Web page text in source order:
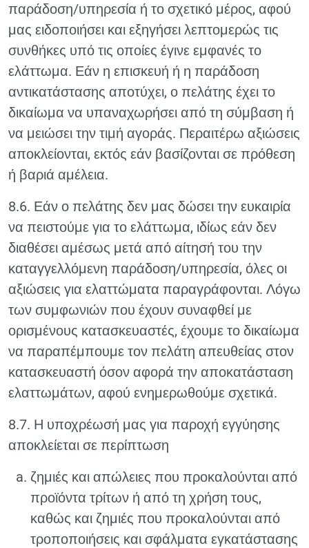
παράδοση/υπηρεσία ή το σχετικό μέρος, αφού
μας ειδοποιήσει και εξηγήσει λεπτομερώς τις
συνθήκες υπό τις οποίες έγινε εμφανές το
ελάττωμα. Εάν η επισκευή ή η παράδοση
αντικατάστασης αποτύχει, ο πελάτης έχει το
δικαίωμα να υπαναχωρήσει από τη σύμβαση ή
να μειώσει την τιμή αγοράς. Περαιτέρω αξιώσεις
αποκλείονται, εκτός εάν βασίζονται σε πρόθεση
ή βαριά αμέλεια.
8.6. Εάν ο πελάτης δεν μας δώσει την ευκαιρία
να πειστούμε για το ελάττωμα, ιδίως εάν δεν
διαθέσει αμέσως μετά από αίτησή του την
καταγγελλόμενη παράδοση/υπηρεσία, όλες οι
αξιώσεις για ελαττώματα παραγράφονται. Λόγω
των συμφωνιών που έχουν συναφθεί με
ορισμένους κατασκευαστές, έχουμε το δικαίωμα
να παραπέμπουμε τον πελάτη απευθείας στον
κατασκευαστή όσον αφορά την αποκατάσταση
ελαττωμάτων, αφού ενημερωθούμε σχετικά.
8.7. Η υποχρέωσή μας για παροχή εγγύησης
αποκλείεται σε περίπτωση
ζημιές και απώλειες που προκαλούνται από
προϊόντα τρίτων ή από τη χρήση τους,
καθώς και ζημιές που προκαλούνται από
τροποποιήσεις και σφάλματα εγκατάστασης